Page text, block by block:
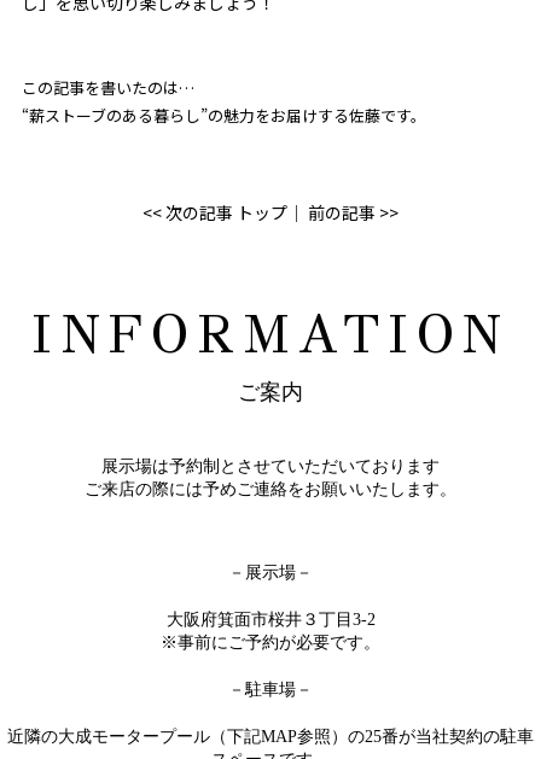
この記事を書いたのは…
“薪ストーブのある暮らし”の魅力をお届けする佐藤です。
<< 次の記事 トップ │ 前の記事 >>
INFORMATION
ご案内
展示場は予約制とさせていただいております
ご来店の際には予めご連絡をお願いいたします。
－展示場－
大阪府箕面市桜井３丁目3-2
※事前にご予約が必要です。
－駐車場－
近隣の大成モータープール（下記MAP参照）の25番が当社契約の駐車